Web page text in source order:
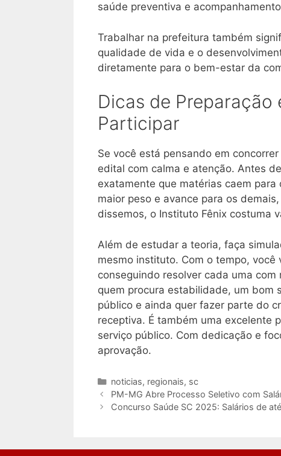
saúde preventiva e
Trabalhar na prefeitura também
qualidade de vida e o
diretamente para o bem-estar da
Dicas de Preparação
Participar
Se você está pensando em
edital com calma e atenção. Antes
exatamente que matérias caem
maior peso e avance para os
dissemos, o Instituto Fênix costuma
Além de estudar a teoria, faça
mesmo instituto. Com o tempo,
conseguindo resolver cada uma
quem procura estabilidade, um bom
público e ainda quer fazer parte do
receptiva. É também uma excelente
serviço público. Com dedicação e
aprovação.
Categorias
noticias, regionais, sc
PM-MG Abre Processo Seletivo com
Concurso Saúde SC 2025: Salários de